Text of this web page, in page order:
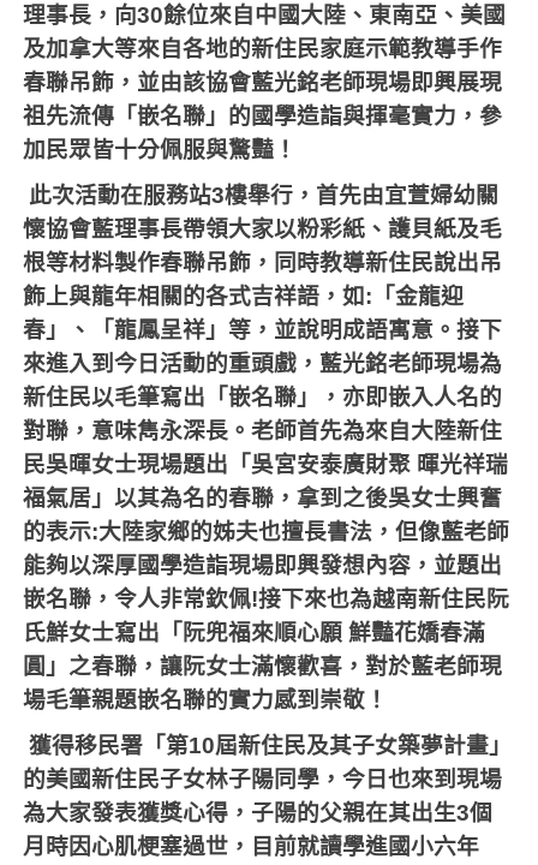
理事長，向30餘位來自中國大陸、東南亞、美國
及加拿大等來自各地的新住民家庭示範教導手作
春聯吊飾，並由該協會藍光銘老師現場即興展現
祖先流傳「嵌名聯」的國學造詣與揮毫實力，參
加民眾皆十分佩服與驚豔！
此次活動在服務站3樓舉行，首先由宜萱婦幼關
懷協會藍理事長帶領大家以粉彩紙、護貝紙及毛
根等材料製作春聯吊飾，同時教導新住民說出吊
飾上與龍年相關的各式吉祥語，如: 「金龍迎
春」、「龍鳳呈祥」等，並說明成語寓意。接下
來進入到今日活動的重頭戲，藍光銘老師現場為
新住民以毛筆寫出「嵌名聯」，亦即嵌入人名的
對聯，意味雋永深長。老師首先為來自大陸新住
民吳暉女士現場題出「吳宮安泰廣財聚 暉光祥瑞
福氣居」以其為名的春聯，拿到之後吳女士興奮
的表示:大陸家鄉的姊夫也擅長書法，但像藍老師
能夠以深厚國學造詣現場即興發想內容，並題出
嵌名聯，令人非常欽佩!接下來也為越南新住民阮
氏鮮女士寫出「阮兜福來順心願 鮮豔花嬌春滿
圓」之春聯，讓阮女士滿懷歡喜，對於藍老師現
場毛筆親題嵌名聯的實力感到崇敬！
獲得移民署「第10屆新住民及其子女築夢計畫」
的美國新住民子女林子陽同學，今日也來到現場
為大家發表獲獎心得，子陽的父親在其出生3個
月時因心肌梗塞過世，目前就讀學進國小六年